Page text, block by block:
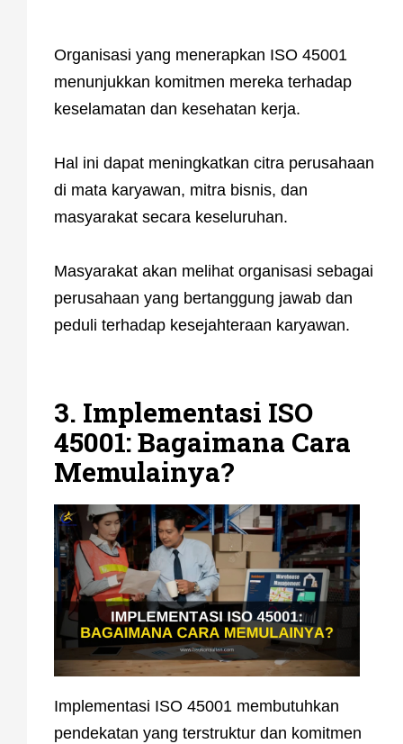
Organisasi yang menerapkan ISO 45001
menunjukkan komitmen mereka terhadap
keselamatan dan kesehatan kerja.
Hal ini dapat meningkatkan citra perusahaan
di mata karyawan, mitra bisnis, dan
masyarakat secara keseluruhan.
Masyarakat akan melihat organisasi sebagai
perusahaan yang bertanggung jawab dan
peduli terhadap kesejahteraan karyawan.
3. Implementasi ISO
45001: Bagaimana Cara
Memulainya?
Implementasi ISO 45001 membutuhkan
pendekatan yang terstruktur dan komitmen